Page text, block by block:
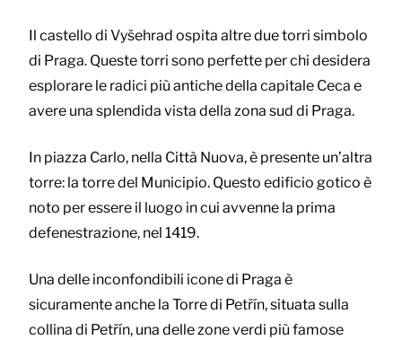
Il castello di Vyšehrad ospita altre due torri simbolo
di Praga. Queste torri sono perfette per chi desidera
esplorare le radici più antiche della capitale Ceca e
avere una splendida vista della zona sud di Praga.
In piazza Carlo, nella Città Nuova, è presente un’altra
torre: la torre del Municipio. Questo edificio gotico è
noto per essere il luogo in cui avvenne la prima
defenestrazione, nel 1419.
Una delle inconfondibili icone di Praga è
sicuramente anche la Torre di Petřín, situata sulla
collina di Petřín, una delle zone verdi più famose